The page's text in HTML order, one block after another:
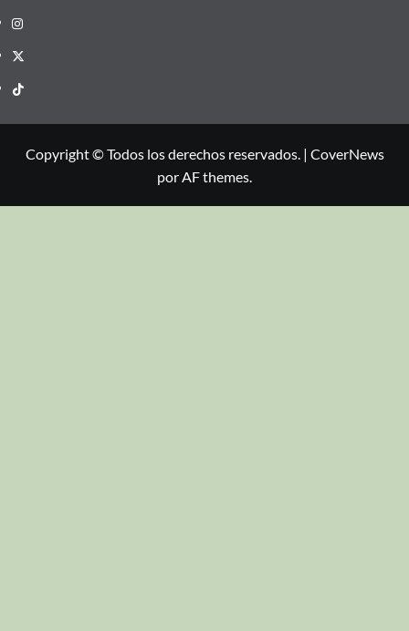
Copyright © Todos los derechos reservados. | CoverNews
por AF themes.